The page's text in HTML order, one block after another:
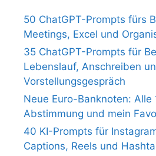
50 ChatGPT-Prompts fürs
Meetings, Excel und
35 ChatGPT-Prompts für
Lebenslauf, Anschreiben
Vorstellungsgespräch
Neue Euro-Banknoten: Alle
Abstimmung und mein
40 KI-Prompts für
Captions, Reels und